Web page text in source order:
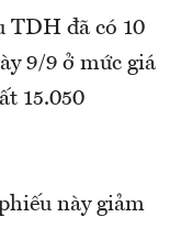
TDH đã có 10
9/9 ở mức giá
15.050
này giảm